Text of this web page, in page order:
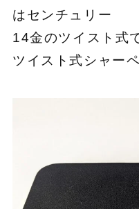
はセンチュリー
14金のツイスト式
ツイスト式シャー